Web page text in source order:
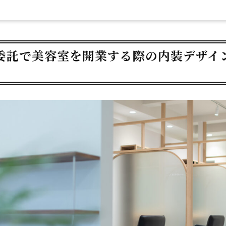
託で美容室を開業する際の内装デザイ